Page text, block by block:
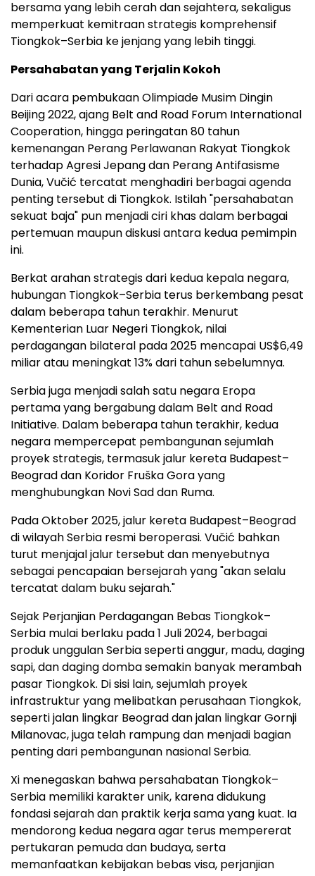
bersama yang lebih cerah dan sejahtera, sekaligus
memperkuat kemitraan strategis komprehensif
Tiongkok–Serbia ke jenjang yang lebih tinggi.
Persahabatan yang Terjalin Kokoh
Dari acara pembukaan Olimpiade Musim Dingin
Beijing 2022, ajang Belt and Road Forum International
Cooperation, hingga peringatan 80 tahun
kemenangan Perang Perlawanan Rakyat Tiongkok
terhadap Agresi Jepang dan Perang Antifasisme
Dunia, Vučić tercatat menghadiri berbagai agenda
penting tersebut di Tiongkok. Istilah "persahabatan
sekuat baja" pun menjadi ciri khas dalam berbagai
pertemuan maupun diskusi antara kedua pemimpin
ini.
Berkat arahan strategis dari kedua kepala negara,
hubungan Tiongkok–Serbia terus berkembang pesat
dalam beberapa tahun terakhir. Menurut
Kementerian Luar Negeri Tiongkok, nilai
perdagangan bilateral pada 2025 mencapai US$6,49
miliar atau meningkat 13% dari tahun sebelumnya.
Serbia juga menjadi salah satu negara Eropa
pertama yang bergabung dalam Belt and Road
Initiative. Dalam beberapa tahun terakhir, kedua
negara mempercepat pembangunan sejumlah
proyek strategis, termasuk jalur kereta Budapest–
Beograd dan Koridor Fruška Gora yang
menghubungkan Novi Sad dan Ruma.
Pada Oktober 2025, jalur kereta Budapest–Beograd
di wilayah Serbia resmi beroperasi. Vučić bahkan
turut menjajal jalur tersebut dan menyebutnya
sebagai pencapaian bersejarah yang "akan selalu
tercatat dalam buku sejarah."
Sejak Perjanjian Perdagangan Bebas Tiongkok–
Serbia mulai berlaku pada 1 Juli 2024, berbagai
produk unggulan Serbia seperti anggur, madu, daging
sapi, dan daging domba semakin banyak merambah
pasar Tiongkok. Di sisi lain, sejumlah proyek
infrastruktur yang melibatkan perusahaan Tiongkok,
seperti jalan lingkar Beograd dan jalan lingkar Gornji
Milanovac, juga telah rampung dan menjadi bagian
penting dari pembangunan nasional Serbia.
Xi menegaskan bahwa persahabatan Tiongkok–
Serbia memiliki karakter unik, karena didukung
fondasi sejarah dan praktik kerja sama yang kuat. Ia
mendorong kedua negara agar terus mempererat
pertukaran pemuda dan budaya, serta
memanfaatkan kebijakan bebas visa, perjanjian